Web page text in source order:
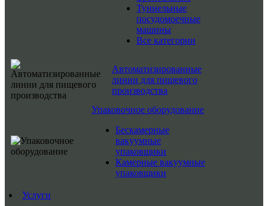
Туннельные
посудомоечные
машины
Все категории
Автоматизированные
линии для пищевого
производства
Упаковочное оборудование
Бескамерные
вакуумные
упаковщики
Камерные вакуумные
упаковщики
Услуги